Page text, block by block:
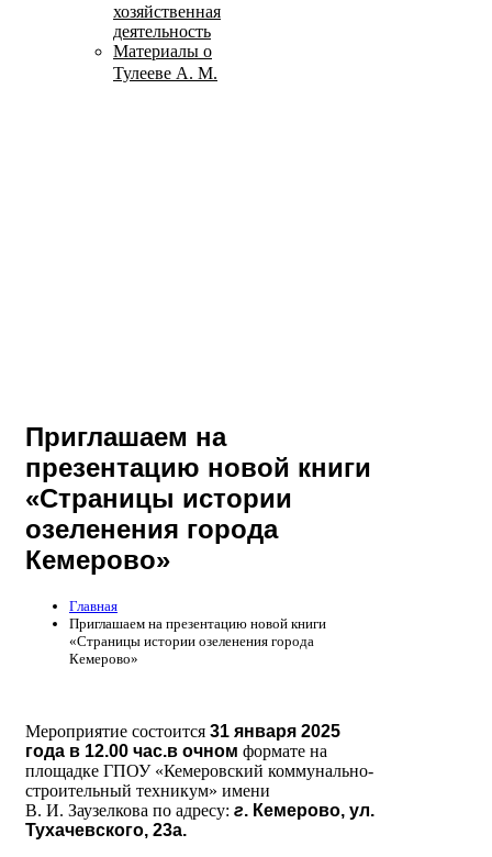
хозяйственная
деятельность
Материалы о
Тулееве А. М.
Приглашаем на
презентацию новой книги
«Страницы истории
озеленения города
Кемерово»
Главная
Приглашаем на презентацию новой книги
«Страницы истории озеленения города
Кемерово»
Мероприятие состоится 31 января 2025
года в 12.00 час.в очном формате на
площадке ГПОУ «Кемеровский коммунально-
строительный техникум» имени
В. И. Заузелкова по адресу: г. Кемерово, ул.
Тухачевского, 23а.